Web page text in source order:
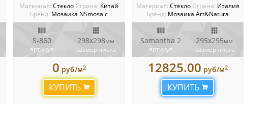
Материал:Стекло Cтрана: Китай
Бренд: Мозаика NSmosaic
S-860
артикул
298x298мм
размер листа
0 руб/м2
КУПИТЬ
Материал: Стекло Cтрана: Италия
Бренд: Мозаика Art&Natura
Samantha 2
артикул
295x295мм
размер листа
12825.00 руб/м2
КУПИТЬ